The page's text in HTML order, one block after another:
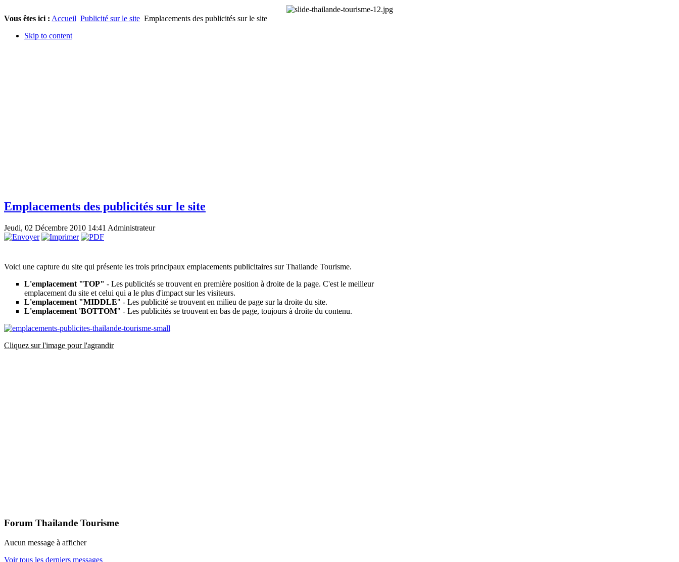
Vous êtes ici : Accueil Publicité sur le site Emplacements des publicités sur le site
Skip to content
Emplacements des publicités sur le site
Jeudi, 02 Décembre 2010 14:41 Administrateur
Voici une capture du site qui présente les trois principaux emplacements publicitaires sur Thailande Tourisme.
L'emplacement "TOP" - Les publicités se trouvent en première position à droite de la page. C'est le meilleur
emplacement du site et celui qui a le plus d'impact sur les visiteurs.
L'emplacement "MIDDLE" - Les publicité se trouvent en milieu de page sur la droite du site.
L'emplacement 'BOTTOM" - Les publicités se trouvent en bas de page, toujours à droite du contenu.
Cliquez sur l'image pour l'agrandir
Forum Thailande Tourisme
Aucun message à afficher
Voir tous les derniers messages